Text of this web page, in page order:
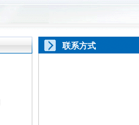
联系方式